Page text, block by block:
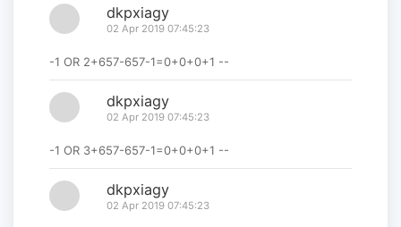
dkpxiagy
02 Apr 2019 07:45:23
-1 OR 2+657-657-1=0+0+0+1 --
dkpxiagy
02 Apr 2019 07:45:23
-1 OR 3+657-657-1=0+0+0+1 --
dkpxiagy
02 Apr 2019 07:45:23